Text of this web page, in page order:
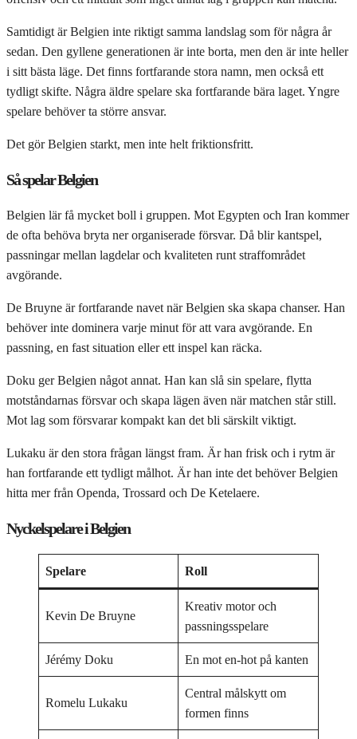
Samtidigt är Belgien inte riktigt samma landslag som för några år
sedan. Den gyllene generationen är inte borta, men den är inte heller
i sitt bästa läge. Det finns fortfarande stora namn, men också ett
tydligt skifte. Några äldre spelare ska fortfarande bära laget. Yngre
spelare behöver ta större ansvar.
Det gör Belgien starkt, men inte helt friktionsfritt.
Så spelar Belgien
Belgien lär få mycket boll i gruppen. Mot Egypten och Iran kommer
de ofta behöva bryta ner organiserade försvar. Då blir kantspel,
passningar mellan lagdelar och kvaliteten runt straffområdet
avgörande.
De Bruyne är fortfarande navet när Belgien ska skapa chanser. Han
behöver inte dominera varje minut för att vara avgörande. En
passning, en fast situation eller ett inspel kan räcka.
Doku ger Belgien något annat. Han kan slå sin spelare, flytta
motståndarnas försvar och skapa lägen även när matchen står still.
Mot lag som försvarar kompakt kan det bli särskilt viktigt.
Lukaku är den stora frågan längst fram. Är han frisk och i rytm är
han fortfarande ett tydligt målhot. Är han inte det behöver Belgien
hitta mer från Openda, Trossard och De Ketelaere.
Nyckelspelare i Belgien
Spelare Roll
Kevin De Bruyne
Kreativ motor och
passningsspelare
Jérémy Doku En mot en-hot på kanten
Romelu Lukaku
Central målskytt om
formen finns